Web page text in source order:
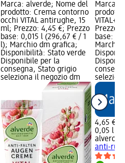
Marca: alverde; Nome del
prodotto: Crema contorno
occhi VITAL antirughe, 15
ml; Prezzo: 4,45 €; Prezzo
base: 0,015 l (296,67 € / 1
l); Marchio dm grafica;
Disponibilità: Stato verde
Disponibile per la
consegna, Stato grigio
seleziona il negozio dm
Marca:
VITAL+
Prezzo:
base:
Marchio
4,65 €
0,05 l
alverde
anti-